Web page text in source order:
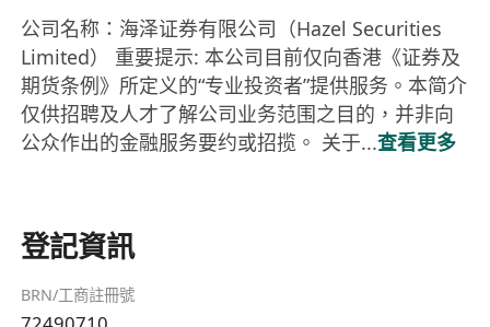
公司名称：海泽证券有限公司（Hazel Securities
Limited） 重要提示: 本公司目前仅向香港《证券及
期货条例》所定义的“专业投资者”提供服务。本简介
仅供招聘及人才了解公司业务范围之目的，并非向
公众作出的金融服务要约或招揽。 关于...查看更多
登記資訊
BRN/工商註冊號